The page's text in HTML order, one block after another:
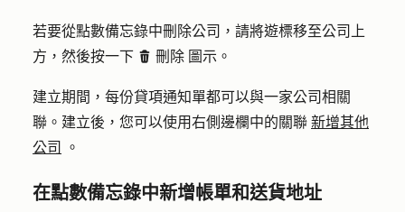
若要從點數備忘錄中刪除公司，請將遊標移至公司上
方，然後按一下 delete 刪除 圖示 。
建立期間，每份貸項通知單都可以與一家公司相關
聯。建立後，您可以使用右側邊欄中的關聯 新增其他
公司
。
在點數備忘錄中新增帳單和送貨地址